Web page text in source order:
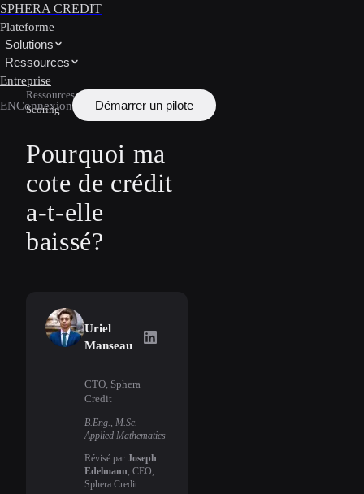
SPHERA CREDIT
Plateforme
Solutions
Ressources
Entreprise
ENConnexion Démarrer un pilote
Ressources /
Scoring
Pourquoi ma
cote de crédit
a-t-elle
baissé?
Uriel
Manseau
Uriel Manseau
CTO, Sphera
Credit
B.Eng., M.Sc.
Applied Mathematics
Révisé par Joseph
Edelmann , CEO,
Sphera Credit